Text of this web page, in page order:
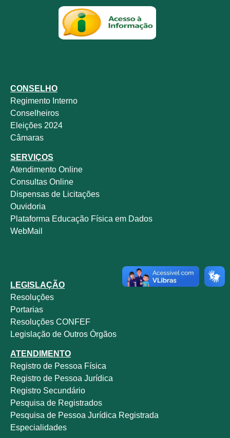
CONSELHO
Regimento Interno
Conselheiros
Eleições 2024
Câmaras
SERVIÇOS
Atendimento Online
Consultas Online
Dispensas de Licitações
Ouvidoria
Plataforma Educação Física em Dados
WebMail
LEGISLAÇÃO
Resoluções
Portarias
Resoluções CONFEF
Legislação de Outros Órgãos
ATENDIMENTO
Registro de Pessoa Física
Registro de Pessoa Jurídica
Registro Secundário
Pesquisa de Registrados
Pesquisa de Pessoa Jurídica Registrada
Especialidades